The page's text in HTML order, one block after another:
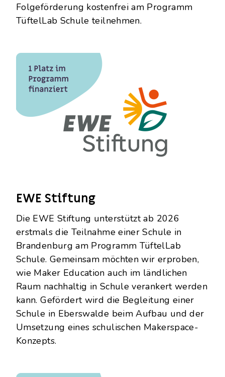
Folgeförderung kostenfrei am Programm
TüftelLab Schule teilnehmen.
EWE Stiftung
Die EWE Stiftung unterstützt ab 2026
erstmals die Teilnahme einer Schule in
Brandenburg am Programm TüftelLab
Schule. Gemeinsam möchten wir erproben,
wie Maker Education auch im ländlichen
Raum nachhaltig in Schule verankert werden
kann. Gefördert wird die Begleitung einer
Schule in Eberswalde beim Aufbau und der
Umsetzung eines schulischen Makerspace-
Konzepts.